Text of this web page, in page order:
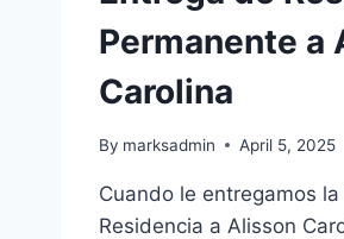
Permanente a
Carolina
By marksadmin April 5, 2025
Cuando le entregamos
Residencia a Alisson